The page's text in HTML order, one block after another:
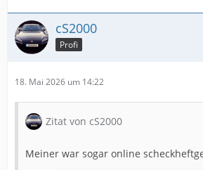
cS2000
Profi
18. Mai 2026 um 14:22
Zitat von cS2000
Meiner war sogar online